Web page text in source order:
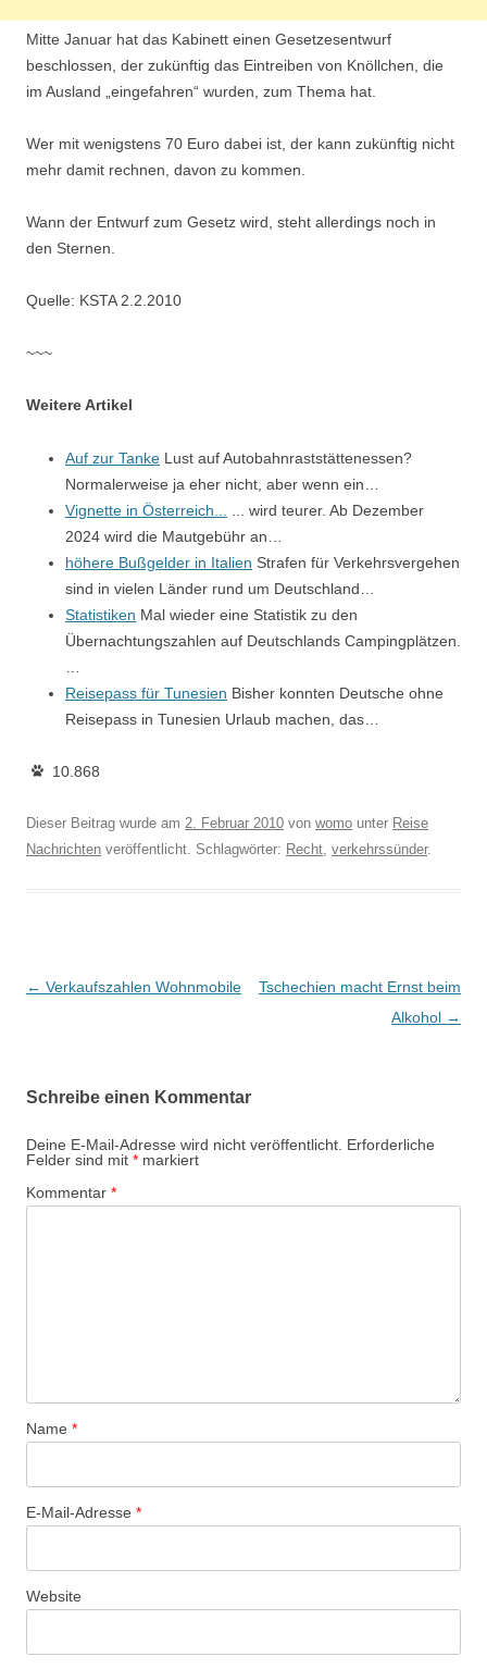
Mitte Januar hat das Kabinett einen Gesetzesentwurf
beschlossen, der zukünftig das Eintreiben von Knöllchen, die
im Ausland „eingefahren“ wurden, zum Thema hat.
Wer mit wenigstens 70 Euro dabei ist, der kann zukünftig nicht
mehr damit rechnen, davon zu kommen.
Wann der Entwurf zum Gesetz wird, steht allerdings noch in
den Sternen.
Quelle: KSTA 2.2.2010
~~~
Weitere Artikel
Auf zur Tanke Lust auf Autobahnraststättenessen?
Normalerweise ja eher nicht, aber wenn ein…
Vignette in Österreich...
... wird teurer. Ab Dezember
2024 wird die Mautgebühr an…
höhere Bußgelder in Italien Strafen für Verkehrsvergehen
sind in vielen Länder rund um Deutschland…
Statistiken Mal wieder eine Statistik zu den
Übernachtungszahlen auf Deutschlands Campingplätzen.
Reisepass für Tunesien Bisher konnten Deutsche ohne
Reisepass in Tunesien Urlaub machen, das…
10.868
Dieser Beitrag wurde am 2. Februar 2010 von womo unter Reise
Nachrichten veröffentlicht. Schlagwörter: Recht verkehrssünder.
Beitragsnavigation
← Verkaufszahlen Wohnmobile
Tschechien macht Ernst beim
Alkohol →
Schreibe einen Kommentar
Deine E-Mail-Adresse wird nicht veröffentlicht. Erforderliche
Felder sind mit * markiert
Kommentar *
Name *
E-Mail-Adresse *
Website